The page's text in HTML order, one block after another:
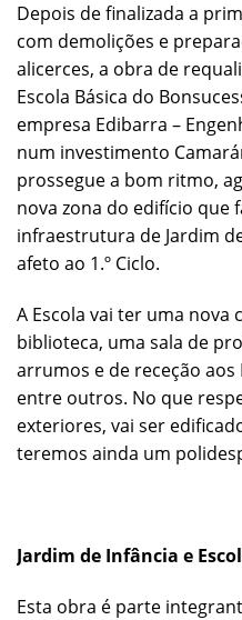
Depois de finalizada a
com demolições e
alicerces, a obra de
Escola Básica do
empresa Edibarra –
num investimento
prossegue a bom ritmo,
nova zona do edifício que
infraestrutura de Jardim
afeto ao 1.º Ciclo.
A Escola vai ter uma nova
biblioteca, uma sala de
arrumos e de receção aos
entre outros. No que
exteriores, vai ser
teremos ainda um
Jardim de Infância e
Esta obra é parte